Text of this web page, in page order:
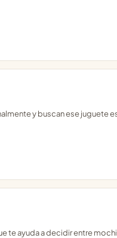
y buscan ese juguete
te ayuda a decidir entre